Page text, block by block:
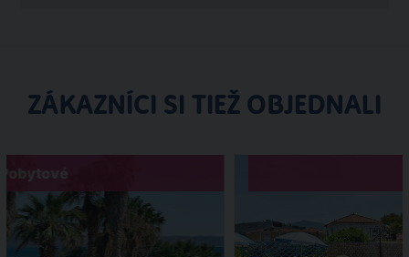
ZÁKAZNÍCI SI TIEŽ OBJEDNALI